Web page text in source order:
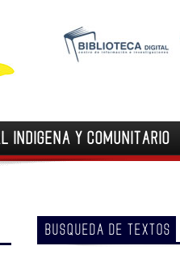
INDIGENA Y COMUNITARIO
BUSQUEDA DE TEXTOS